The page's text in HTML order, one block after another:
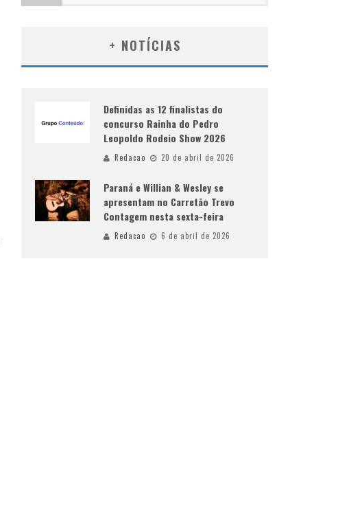
+ NOTÍCIAS
Definidas as 12 finalistas do
concurso Rainha do Pedro
Leopoldo Rodeio Show 2026
Redacao 20 de abril de 2026
Paraná e Willian & Wesley se
apresentam no Carretão Trevo
Contagem nesta sexta-feira
Redacao 6 de abril de 2026